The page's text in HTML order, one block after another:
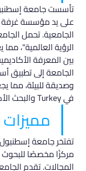
على يد مؤسسة غرفة
الجامعية. تحمل
الرؤية العالمية"،
بين المعرفة
الجامعة إلى تطبيق
وصديقة للبيئة، مما
في Turkey والبحث الأكاديمي.
مركزًا مخصصًا للبحوث
المجالات. تقدم